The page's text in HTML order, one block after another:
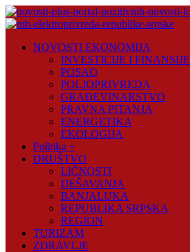
Skip
to
Plus
NOVOSTI EKONOMIJA
INVESTICIJE I FINANSIJE
POSAO
POLJOPRIVREDA
GRAĐEVINARSTVO
PRAVNA PITANJA
ENERGETIKA
EKOLOGIJA
Politika +
DRUŠTVO
LIČNOSTI
DEŠAVANJA
BANJALUKA
REPUBLIKA SRPSKA
REGION
TURIZAM
ZDRAVLJE